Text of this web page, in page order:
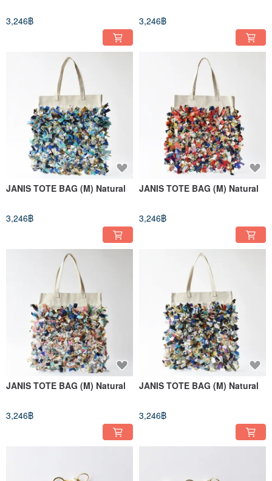
3,246฿ 3,246฿
JANIS TOTE BAG (M) Natural
3,246฿
JANIS TOTE BAG (M) Natural
3,246฿
JANIS TOTE BAG (M) Natural
3,246฿
JANIS TOTE BAG (M) Natural
3,246฿